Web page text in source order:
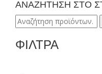
ΑΝΑΖΗΤΗΣΗ ΣΤΟ
Αναζήτηση
για:
ΦΙΛΤΡΑ